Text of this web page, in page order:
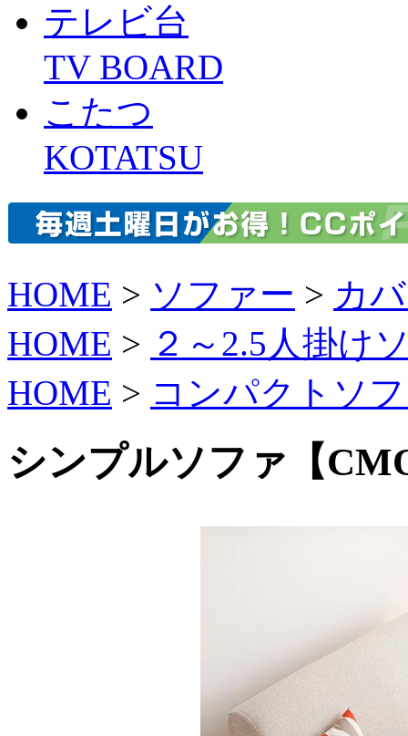
テレビ台
TV BOARD
こたつ
KOTATSU
HOME > ソファー > カ
HOME > ２～2.5人掛け
HOME > コンパクトソ
シンプルソファ【